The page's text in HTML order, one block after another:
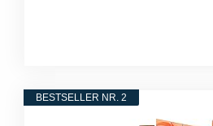
BESTSELLER NR. 2